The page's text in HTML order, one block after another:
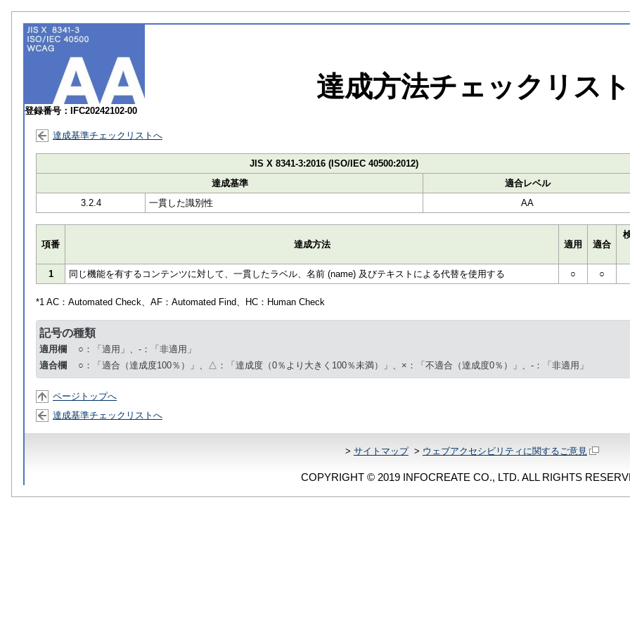
登録番号：IFC20242102-00
達成方法チェックリスト
達成基準チェックリストへ
JIS X 8341-3:2016 (ISO/IEC 40500:2012)
達成基準
適合レベル
3.2.4
一貫した識別性 AA
項番 達成方法 適用 適合
1 同じ機能を有するコンテンツに対して、一貫したラベル、名前 (name) 及びテキストによる代替を使用する ○ ○
*1 AC： Automated Check、AF： Automated Find、HC： Human Check
記号の種類
適用欄
○：「適用」、-：「非適用」
適合欄
○：「適合（達成度100％）」、△：「達成度（0％より大きく100％未満）」、×：「不適合（達成度0％）」、-：「非適用」
ページトップへ
達成基準チェックリストへ
> サイトマップ> ウェブアクセシビリティに関するご意見
COPYRIGHT © 2019 INFOCREATE CO., LTD. ALL RIGHTS